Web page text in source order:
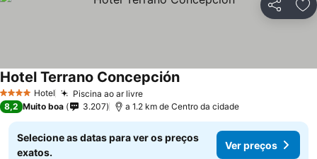
Partilhar
4 EstrelasHotel Piscina ao ar livreVer preços
Hotel Terrano ConcepciónVer preços
8,2 Muito boa 3.207 a 1.2 km de Centro da cidade
Selecione as datas para ver os preços
exatos.
Ver preços